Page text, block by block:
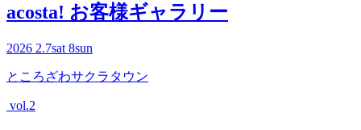
acosta! お客様ギャラリー
2026 2.7sat 8sun
ところざわサクラタウン
vol.2